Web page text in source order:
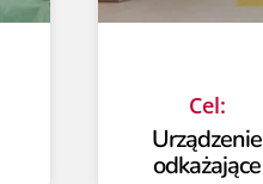
Cel:
Urządzenie
odkażające